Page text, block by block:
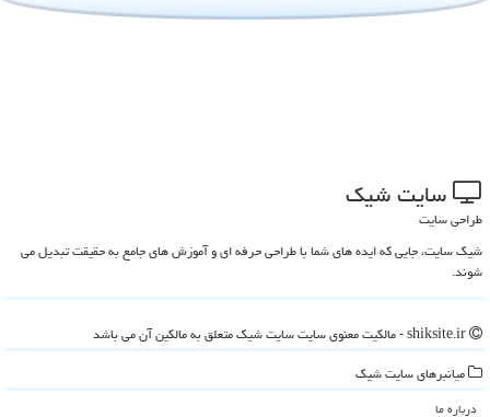
سایت شیك
طراحی سایت
شیک سایت، جایی که ایده های شما با طراحی حرفه ای و آموزش های جامع به حقیقت تبدیل می
شوند.
میانبرهای سایت شیك
درباره ما